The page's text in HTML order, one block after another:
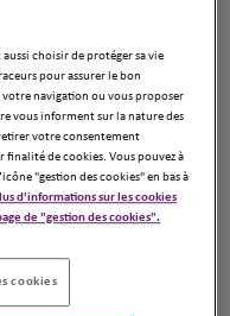
plus
aussi choisir de protéger sa vie
pour assurer le bon
navigation ou vous proposer
vous informent sur la nature des
votre consentement
de cookies. Vous pouvez à
"gestion des cookies" en bas à
d'informations sur les cookies
de "gestion des cookies".
cookies